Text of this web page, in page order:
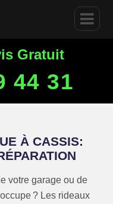
Gratuit
44 31
À CASSIS:
votre garage ou de
? Les rideaux